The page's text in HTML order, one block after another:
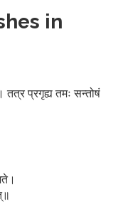
in
तत्र प्रगृह्य तमः सन्तोषं